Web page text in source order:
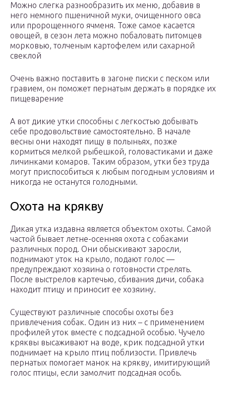
Можно слегка разнообразить их меню, добавив в
него немного пшеничной муки, очищенного овса
или пророщенного ячменя. Тоже самое касается
овощей, в сезон лета можно побаловать питомцев
морковью, толченым картофелем или сахарной
свеклой
Очень важно поставить в загоне писки с песком или
гравием, он поможет пернатым держать в порядке их
пищеварение
А вот дикие утки способны с легкостью добывать
себе продовольствие самостоятельно. В начале
весны они находят пищу в полыньях, позже
кормиться мелкой рыбешкой, головастиками и даже
личинками комаров. Таким образом, утки без труда
могут приспособиться к любым погодным условиям и
никогда не останутся голодными.
Охота на крякву
Дикая утка издавна является объектом охоты. Самой
частой бывает летне-осенняя охота с собаками
различных пород. Они обыскивают заросли,
поднимают уток на крыло, подают голос —
предупреждают хозяина о готовности стрелять.
После выстрелов картечью, сбивания дичи, собака
находит птицу и приносит ее хозяину.
Существуют различные способы охоты без
привлечения собак. Один из них – с применением
профилей уток вместе с подсадной особью. Чучело
кряквы высаживают на воде, крик подсадной утки
поднимает на крыло птиц поблизости. Привлечь
пернатых помогает манок на крякву, имитирующий
голос птицы, если замолчит подсадная особь.